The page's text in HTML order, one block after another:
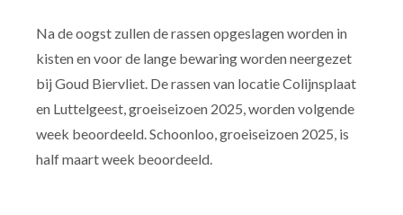
Na de oogst zullen de rassen opgeslagen worden in
kisten en voor de lange bewaring worden neergezet
bij Goud Biervliet. De rassen van locatie Colijnsplaat
en Luttelgeest, groeiseizoen 2025, worden volgende
week beoordeeld. Schoonloo, groeiseizoen 2025, is
half maart week beoordeeld.